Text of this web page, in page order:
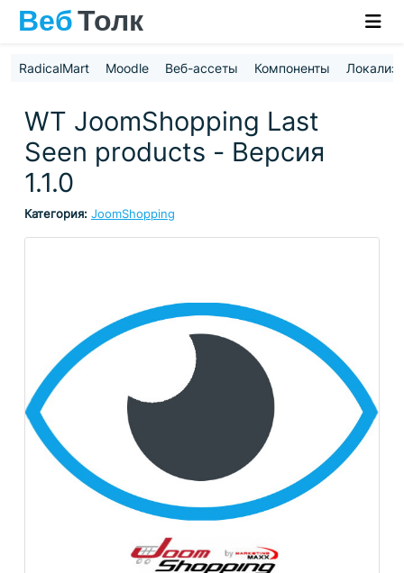
RadicalMart Moodle Веб-ассеты Компоненты
WT JoomShopping Last
Seen products - Версия
1.1.0
Категория: JoomShopping